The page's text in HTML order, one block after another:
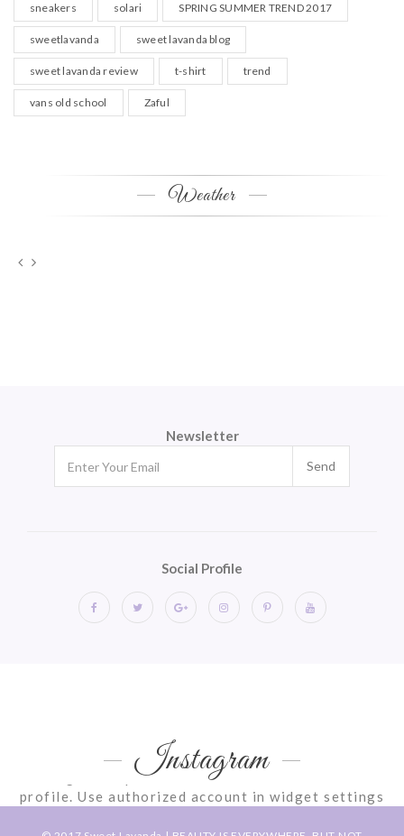
sneakers solari SPRING SUMMER TREND 2017
sweetlavanda sweet lavanda blog
sweet lavanda review t-shirt trend
vans old school Zaful
Weather
Newsletter
Send
Social Profile
Instagram
Instagram requires authorization to view a user
profile. Use authorized account in widget settings